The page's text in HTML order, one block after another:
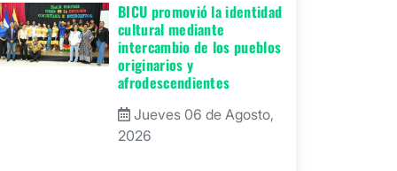
BICU promovió la identidad
cultural mediante
intercambio de los pueblos
originarios y
afrodescendientes
Jueves 06 de Agosto,
2026